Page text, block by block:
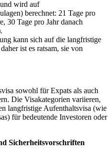
wird auf
berechnet: 21 Tage pro
30 Tage pro Jahr danach
kann sich auf die langfristige
ist es ratsam, sie von
sowohl für Expats als auch
Die Visakategorien variieren,
langfristige Aufenthaltsvisa (wie
für bedeutende Investoren oder
Sicherheitsvorschriften